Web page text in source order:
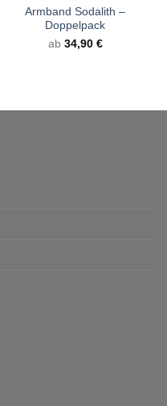
Armband Sodalith –
Doppelpack
ab 34,90 €